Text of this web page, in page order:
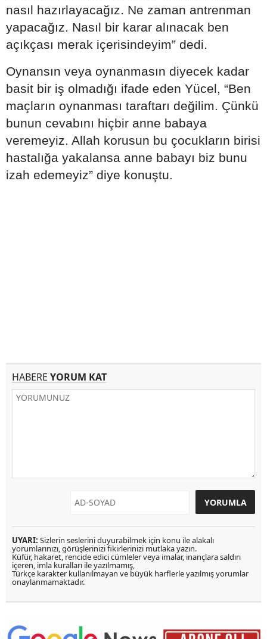
nasıl hazırlayacağız. Ne zaman antrenman
yapacağız. Nasıl bir karar alınacak ben
açıkçası merak içerisindeyim” dedi.
Oynansın veya oynanmasın diyecek kadar
basit bir iş olmadığı ifade eden Yücel, “Ben
maçların oynanması taraftarı değilim. Çünkü
bunun cevabını hiçbir anne babaya
veremeyiz. Allah korusun bu çocukların birisi
hastalığa yakalansa anne babayı biz bunu
izah edemeyiz” diye konuştu.
HABERE YORUM KAT
UYARI: Sizlerin seslerini duyurabilmek için konu ile alakalı
yorumlarınızı, görüşlerinizi fikirlerinizi mutlaka yazın.
Küfür, hakaret, rencide edici cümleler veya imalar, inançlara saldırı
içeren, imla kuralları ile yazılmamış,
Türkçe karakter kullanılmayan ve büyük harflerle yazılmış yorumlar
onaylanmamaktadır.